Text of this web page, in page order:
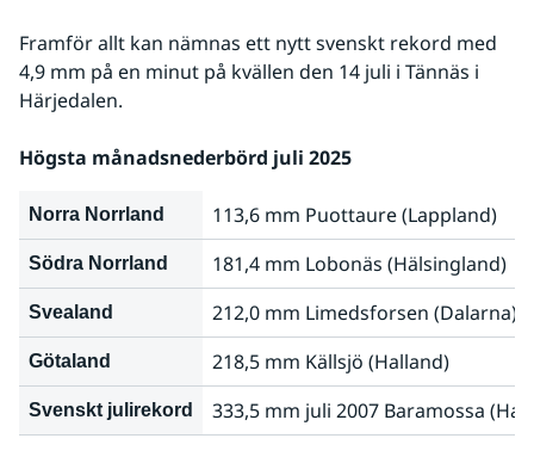
Framför allt kan nämnas ett nytt svenskt rekord med
4,9 mm på en minut på kvällen den 14 juli i Tännäs i
Härjedalen.
Högsta månadsnederbörd juli 2025
Norra Norrland 113,6 mm Puottaure (Lappland)
Södra Norrland 181,4 mm Lobonäs (Hälsingland)
Svealand 212,0 mm Limedsforsen (Dalarna)
Götaland 218,5 mm Källsjö (Halland)
Svenskt julirekord 333,5 mm juli 2007 Baramossa